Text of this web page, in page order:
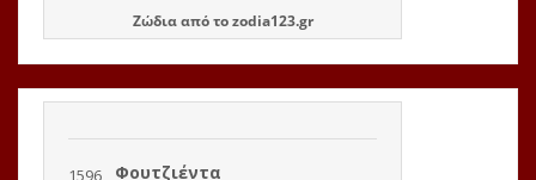
Ζώδιααπό τοzodia123.gr